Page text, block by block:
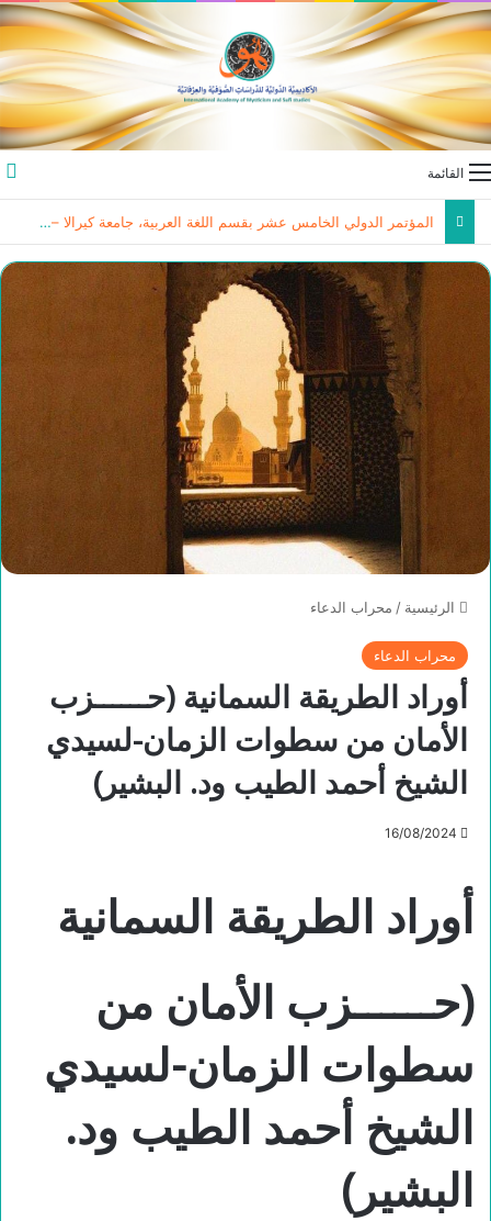
القائمة
المؤتمر الدولي الخامس عشر بقسم اللغة العربية، جامعة كيرالا – الهند
الرئيسية / محراب الدعاء
محراب الدعاء
أوراد الطريقة السمانية (حــــــزب
الأمان من سطوات الزمان-لسيدي
الشيخ أحمد الطيب ود. البشير)
16/08/2024
أوراد الطريقة السمانية
(حــــــزب الأمان من
سطوات الزمان-لسيدي
الشيخ أحمد الطيب ود.
البشير)